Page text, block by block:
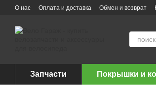
Перейти к основному контенту
О нас Оплата и доставка Обмен и возврат
Запчасти Покрышки и